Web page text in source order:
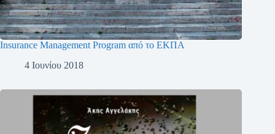
Insurance Management Program από το ΕΚΠΑ
4 Ιουνίου 2018